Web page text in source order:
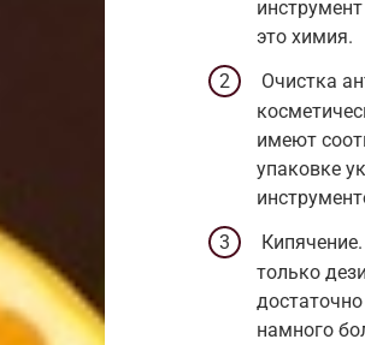
это химия.
Очистка
имеют
упаковке
только
намного